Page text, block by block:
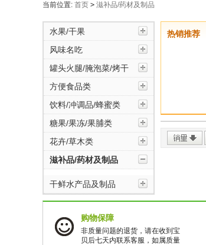
双桂圆龙眼
猕猴桃
其它类水果
杏仁
榛子
核桃 瓜子
风味名吃
风味糕点/麻
烧鸡/烤鸭
锅贴/馅饼/盒
腊肉/腊肠/灌
其它风味名
鱼宴
切糕
湖南风味
广西风味
湖北风味
罐头火腿/腌泡菜/烤干
方便食品类
饮料/冲调品/蜂蜜类
糖果/果冻/果脯类
花卉/草木类
当前位置: 首页 > 滋补品/药材及制品
水果/干果
风味名吃
罐头火腿/腌泡菜/烤干
方便食品类
饮料/冲调品/蜂蜜类
糖果/果冻/果脯类
花卉/草木类
滋补品/药材及制品
干鲜水产品及制品
热销推荐
购物保障
非质量问题的退货，请在收到宝
贝后七天内联系客服，如属质量